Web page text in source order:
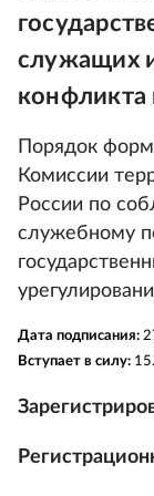
служащих
конфликта
Порядок
Комиссии
России по
служебному
Дата подписания:
Вступает в силу: